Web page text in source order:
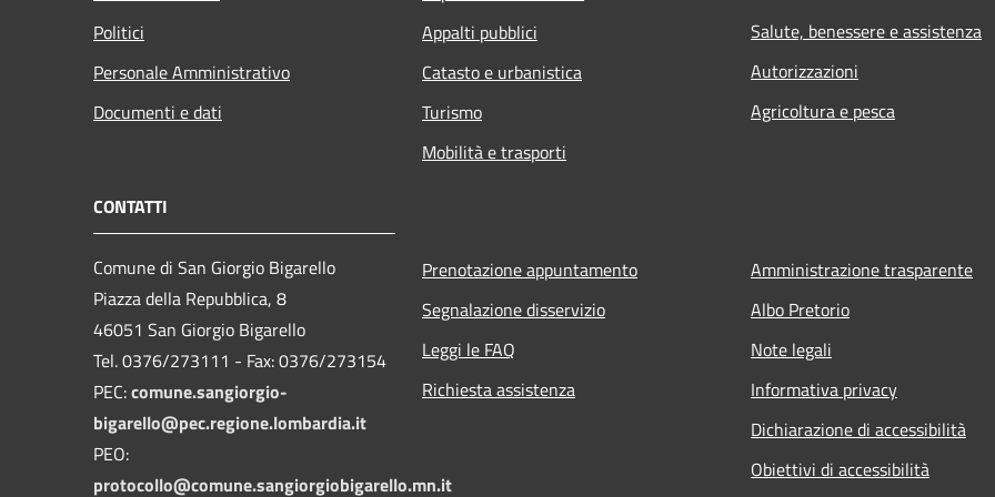
Politici
Personale Amministrativo
Documenti e dati
Appalti pubblici
Catasto e urbanistica
Turismo
Mobilità e trasporti
Salute, benessere e assistenza
Autorizzazioni
Agricoltura e pesca
CONTATTI
Comune di San Giorgio Bigarello
Piazza della Repubblica, 8
46051 San Giorgio Bigarello
Tel. 0376/273111 - Fax: 0376/273154
PEC:comune.sangiorgio-
bigarello@pec.regione.lombardia.it
PEO:
protocollo@comune.sangiorgiobigarello.mn.it
Prenotazione appuntamento
Segnalazione disservizio
Leggi le FAQ
Richiesta assistenza
Amministrazione trasparente
Albo Pretorio
Note legali
Informativa privacy
Dichiarazione di accessibilità
Obiettivi di accessibilità